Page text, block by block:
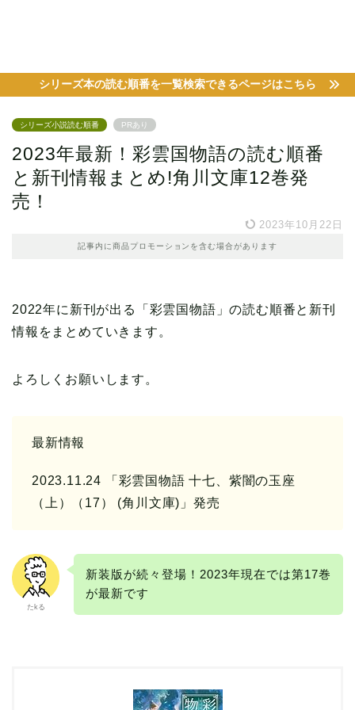
シリーズ本の読む順番を一覧検索できるページはこちら
シリーズ小説読む順番 PRあり
2023年最新！彩雲国物語の読む順番
と新刊情報まとめ!角川文庫12巻発
売！
2023年10月22日
記事内に商品プロモーションを含む場合があります
2022年に新刊が出る「彩雲国物語」の読む順番と新刊
情報をまとめていきます。
よろしくお願いします。
最新情報
2023.11.24 「彩雲国物語 十七、紫闇の玉座
（上）（17） (角川文庫)」発売
たkる
新装版が続々登場！2023年現在では第17巻
が最新です